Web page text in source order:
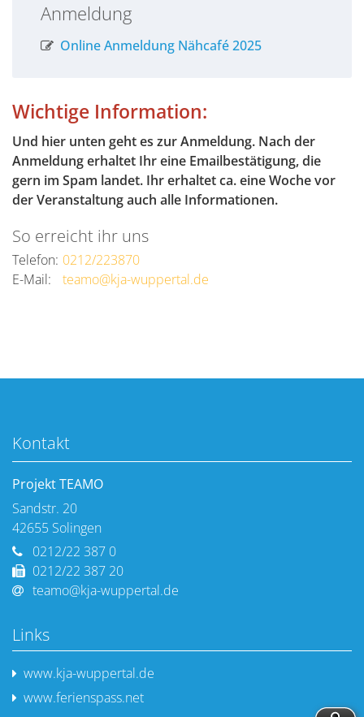
Anmeldung
Online Anmeldung Nähcafé 2025
Wichtige Information:
Und hier unten geht es zur Anmeldung. Nach der
Anmeldung erhaltet Ihr eine Emailbestätigung, die
gern im Spam landet. Ihr erhaltet ca. eine Woche vor
der Veranstaltung auch alle Informationen.
So erreicht ihr uns
Telefon: 0212/223870
E-Mail:
teamo@kja-wuppertal.de
Kontakt
Projekt TEAMO
Sandstr. 20
42655 Solingen
0212/22 387 0
0212/22 387 20
teamo@kja-wuppertal.de
Links
www.kja-wuppertal.de
www.ferienspass.net